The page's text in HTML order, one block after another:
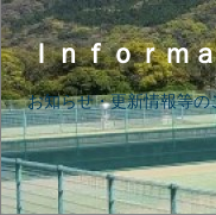
Ｉｎｆｏｒｍ
お知らせ・更新情報等の